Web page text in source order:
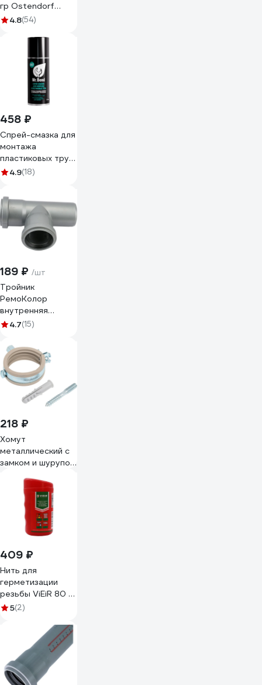
гр Ostendorf
881800
4.8(54)
458 ₽
Спрей-смазка для
монтажа
пластиковых труб
ПВХ Mr.Bond 907
4.9(18)
189 ₽ /шт
Тройник
РемоКолор
внутренняя
канализация,
802
4.7(15)
218 ₽
Хомут
металлический с
замком и шурупом
PipeLock 50
50550
409 ₽
Нить для
герметизации
резьбы ViEiR 80 м
для
соединений
5(2)